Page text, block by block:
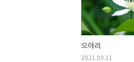
으아리
2021.09.11